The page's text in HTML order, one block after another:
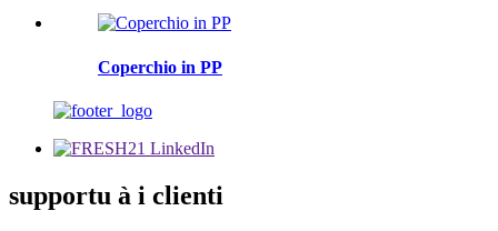
Coperchio in PP
supportu à i clienti